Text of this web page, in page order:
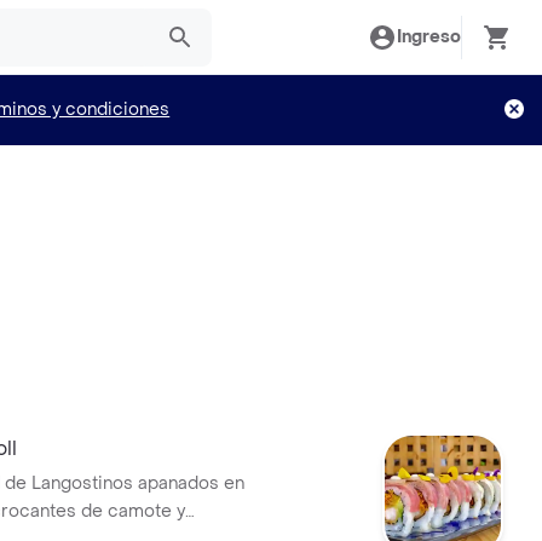
Ingreso
y condiciones
de Langostinos apanados en
de camote y